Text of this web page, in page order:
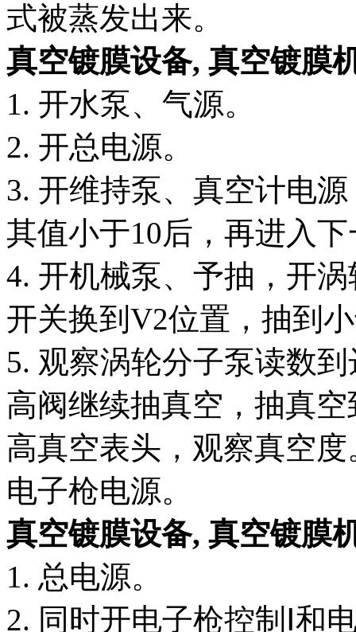
式被蒸发出来。
真空镀膜设备, 真空镀膜
1. 开水泵、气源。
2. 开总电源。
3. 开维持泵、真空计电
其值小于10后，再进入
4. 开机械泵、予抽，开
开关换到V2位置，抽到
5. 观察涡轮分子泵读数
高阀继续抽真空，抽真
高真空表头，观察真空
电子枪电源。
真空镀膜设备, 真空镀膜
1. 总电源。
2. 同时开电子枪控制Ⅰ和